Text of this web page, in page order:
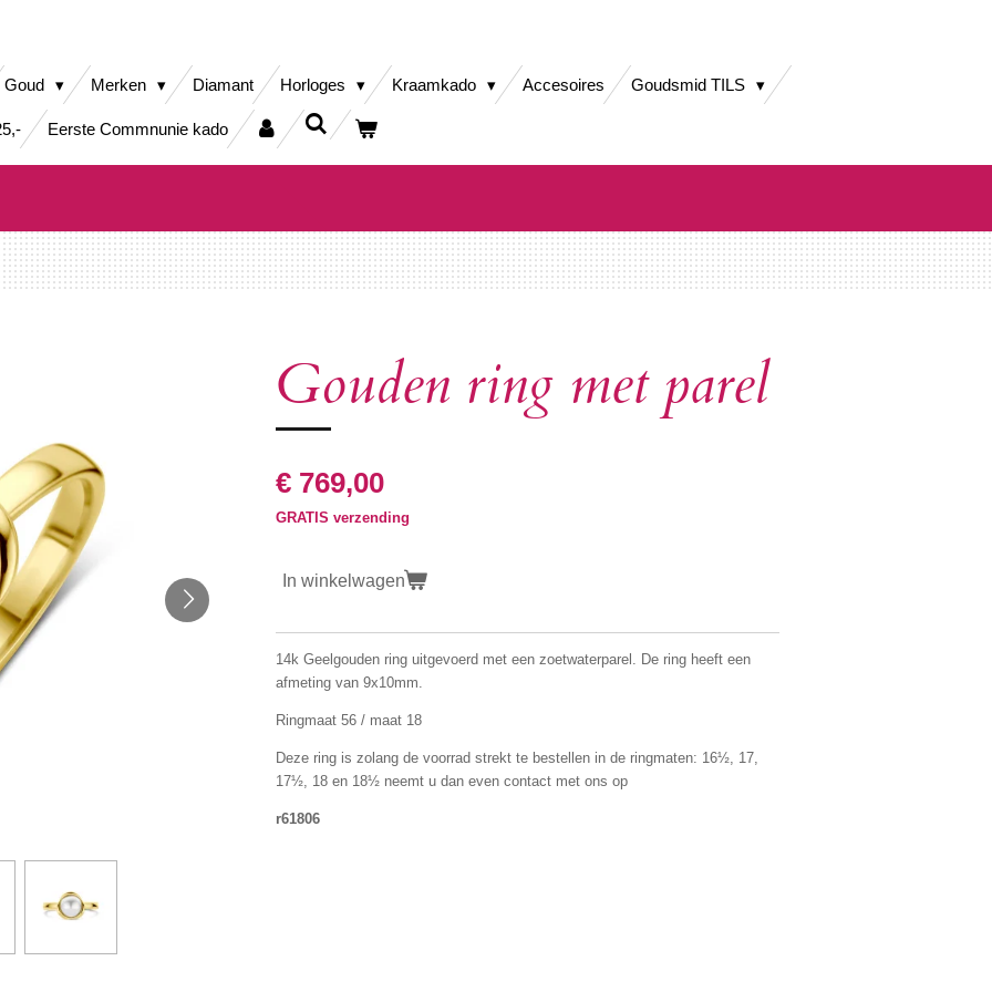
Goud Merken Diamant Horloges Kraamkado Accesoires Goudsmid TILS
Eerste Commnunie kado
Gouden ring met parel
€ 769,00
GRATIS verzending
In winkelwagen
14k Geelgouden ring uitgevoerd met een zoetwaterparel. De ring heeft een
afmeting van 9x10mm.
Ringmaat 56 / maat 18
Deze ring is zolang de voorrad strekt te bestellen in de ringmaten: 16½, 17,
17½, 18 en 18½ neemt u dan even contact met ons op
r61806